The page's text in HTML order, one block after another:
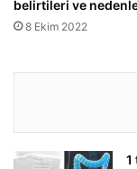
belirtileri ve
8 Ekim 2022
1